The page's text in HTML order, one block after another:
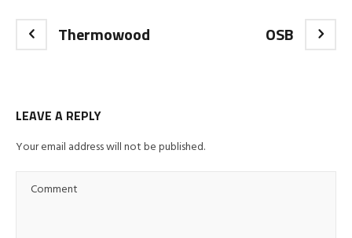
Thermowood OSB
LEAVE A REPLY
Your email address will not be published.